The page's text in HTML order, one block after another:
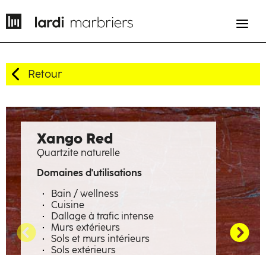
Histoire
Savoir-faire
Matières à émotions
Réalisations
Retour
Xango Red
Quartzite naturelle
Domaines d'utilisations
Bain / wellness
Cuisine
Dallage à trafic intense
Murs extérieurs
Sols et murs intérieurs
Sols extérieurs